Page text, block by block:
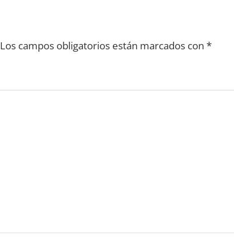
Los campos obligatorios están marcados con *